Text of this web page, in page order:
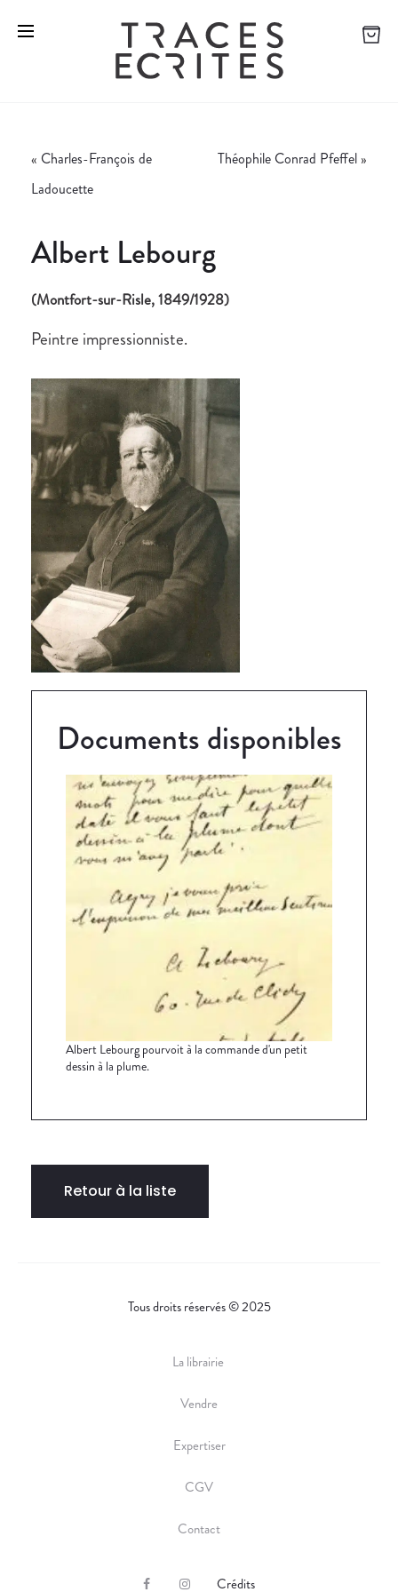
« Charles-François de
Ladoucette
Théophile Conrad Pfeffel »
Albert Lebourg
(Montfort-sur-Risle, 1849/1928)
Peintre impressionniste.
Documents disponibles
Albert Lebourg pourvoit à la commande d'un petit
dessin à la plume.
Retour à la liste
Tous droits réservés © 2025
La librairie
Vendre
Expertiser
CGV
Contact
Crédits